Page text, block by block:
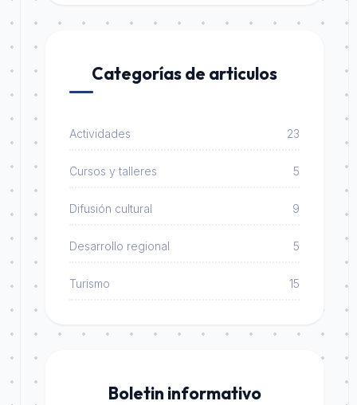
Categorías de articulos
Actividades 23
Cursos y talleres 5
Difusión cultural 9
Desarrollo regional 5
Turismo 15
Boletin informativo